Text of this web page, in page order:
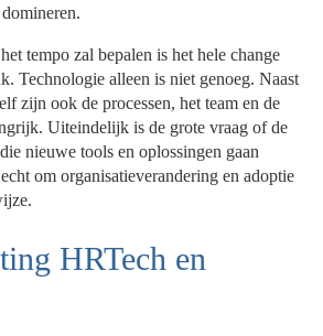
tempo zal bepalen is het hele change
Technologie alleen is niet genoeg. Naast
zijn ook de processen, het team en de
Uiteindelijk is de grote vraag of de
nieuwe tools en oplossingen gaan
om organisatieverandering en adoptie
HRTech en